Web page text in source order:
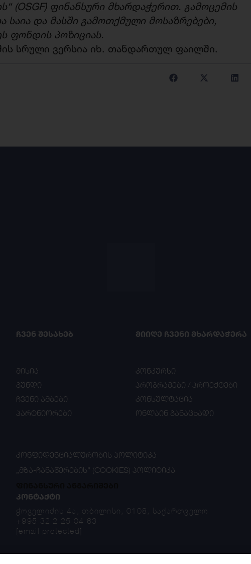
(OSGF) ფინანსური მხარდაჭერით. გამოცემის
საია და მასში გამოთქმული მოსაზრებები,
ფონდის პოზიციას.
სრული ვერსია იხ. თანდართულ ფაილში.
ᲩᲕᲔᲜ ᲨᲔᲡᲐᲮᲔᲑ
მისია
გუნდი
ჩვენი ამბები
პარტნიორები
ᲛᲘᲘᲦᲔ ᲩᲕᲔᲜᲘ ᲛᲮᲐᲠᲓᲐᲭᲔᲠᲐ
კონკურსი
პროგრამები / პროექტები
კონსულტაცია
ონლაინ განაცხადი
ᲙᲝᲜᲤᲘᲓᲔᲜᲪᲘᲐᲚᲣᲠᲝᲑᲘᲡ ᲞᲝᲚᲘᲢᲘᲙᲐ
„ᲛᲖᲐ-ᲩᲐᲜᲐᲬᲔᲠᲔᲑᲘᲡ“ (COOKIES) ᲞᲝᲚᲘᲢᲘᲙᲐ
ᲙᲝᲜᲢᲐᲥᲢᲘ
ჭოველიძის 4ა, თბილისი, 0108, საქართველო
+995 32 2 25 04 63
[email protected]